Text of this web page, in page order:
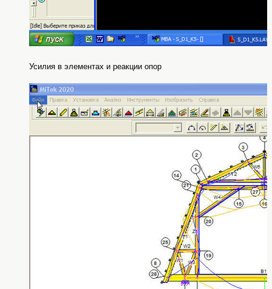
Усилия в элементах и реакции опор